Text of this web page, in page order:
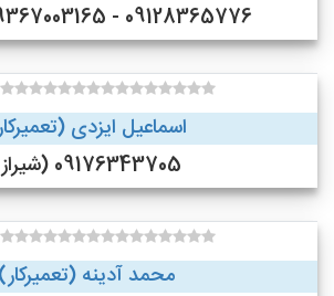
09128365776 - 09367003165 (تهران)
اسماعیل ایزدی (تعمیرکار)
09176343705 (شیراز)
محمد آدینه (تعمیرکار)